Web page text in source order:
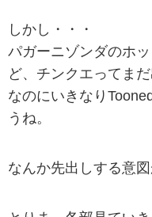
しかし・・・
パガーニゾンダのホ
ど、チンクエってま
なのにいきなり
うね。
なんか先出しする意